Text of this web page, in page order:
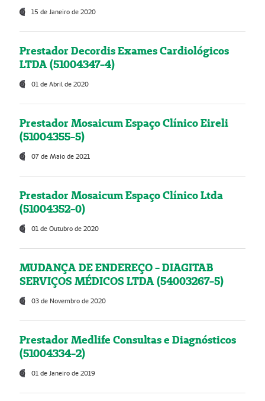
15 de Janeiro de 2020
Prestador Decordis Exames Cardiológicos
LTDA (51004347-4)
01 de Abril de 2020
Prestador Mosaicum Espaço Clínico Eireli
(51004355-5)
07 de Maio de 2021
Prestador Mosaicum Espaço Clínico Ltda
(51004352-0)
01 de Outubro de 2020
MUDANÇA DE ENDEREÇO - DIAGITAB
SERVIÇOS MÉDICOS LTDA (54003267-5)
03 de Novembro de 2020
Prestador Medlife Consultas e Diagnósticos
(51004334-2)
01 de Janeiro de 2019